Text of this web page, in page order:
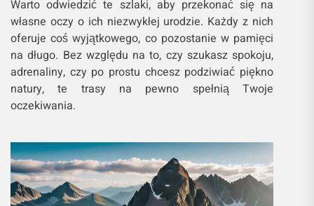
Warto odwiedzić te szlaki, aby przekonać się na
własne oczy o ich niezwykłej urodzie. Każdy z nich
oferuje coś wyjątkowego, co pozostanie w pamięci
na długo. Bez względu na to, czy szukasz spokoju,
adrenaliny, czy po prostu chcesz podziwiać piękno
natury, te trasy na pewno spełnią Twoje
oczekiwania.